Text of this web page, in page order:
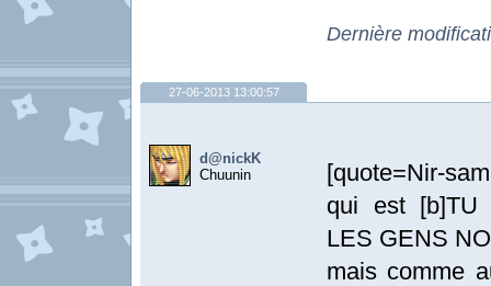
Dernière
27-06-2013 13:00:57
d@nickK
Chuunin
[quote=Nir-
qui est [b]TU
LES GENS
mais comme